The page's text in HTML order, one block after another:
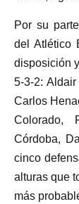
Por su
del Atlético
disposición
5-3-2:
Carlos
Colorado,
Córdoba,
cinco
alturas que
más